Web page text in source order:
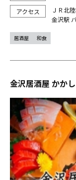
ＪＲ北
金沢駅
居酒屋 和食
金沢居酒屋 かか